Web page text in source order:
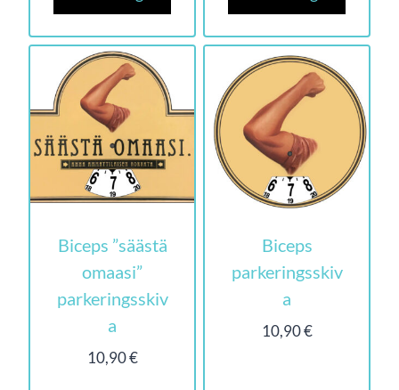
Biceps ”säästä
omaasi”
parkeringsskiv
a
10,90€
Biceps
parkeringsskiv
a
10,90€